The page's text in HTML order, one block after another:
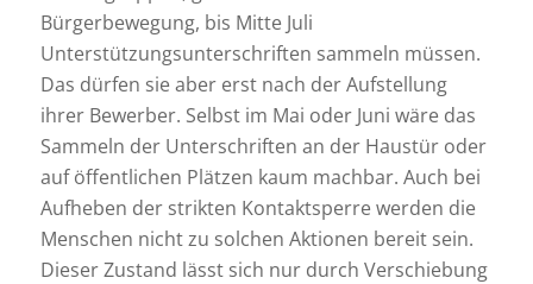
Bürgerbewegung, bis Mitte Juli
Unterstützungsunterschriften sammeln müssen.
Das dürfen sie aber erst nach der Aufstellung
ihrer Bewerber. Selbst im Mai oder Juni wäre das
Sammeln der Unterschriften an der Haustür oder
auf öffentlichen Plätzen kaum machbar. Auch bei
Aufheben der strikten Kontaktsperre werden die
Menschen nicht zu solchen Aktionen bereit sein.
Dieser Zustand lässt sich nur durch Verschiebung